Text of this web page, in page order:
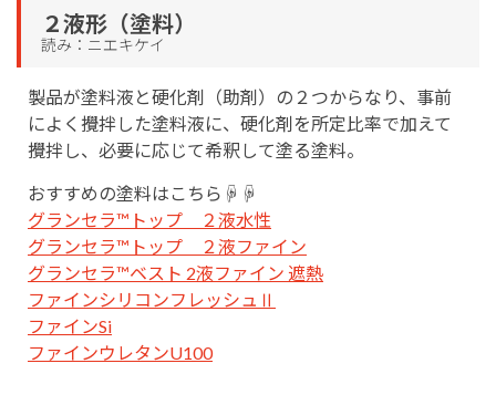
２液形（塗料）
読み：ニエキケイ
製品が塗料液と硬化剤（助剤）の２つからなり、事前
によく攪拌した塗料液に、硬化剤を所定比率で加えて
攪拌し、必要に応じて希釈して塗る塗料。
おすすめの塗料はこちら☟☟
グランセラ™トップ ２液水性
グランセラ™トップ ２液ファイン
グランセラ™ベスト 2液ファイン 遮熱
ファインシリコンフレッシュⅡ
ファインSi
ファインウレタンU100